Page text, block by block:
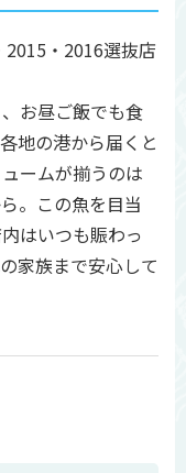
2015・2016選抜店
お昼ご飯でも食
地の港から届くと
ームが揃うのは
。この魚を目当
はいつも賑わっ
家族まで安心して